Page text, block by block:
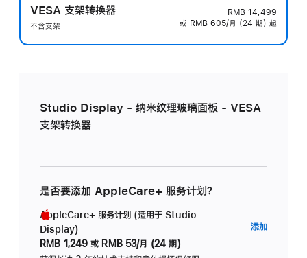
VESA 支架转换器
不含支架
RMB 14,499
或 RMB 605/月 (24 期) 起
Studio Display - 纳米纹理玻璃面板 - VESA
支架转换器
是否要添加 AppleCare+ 服务计划？
AppleCare+ 服务计划 (适用于 Studio
Display)
RMB 1,249 或 RMB 53/月 (24 期)
添加